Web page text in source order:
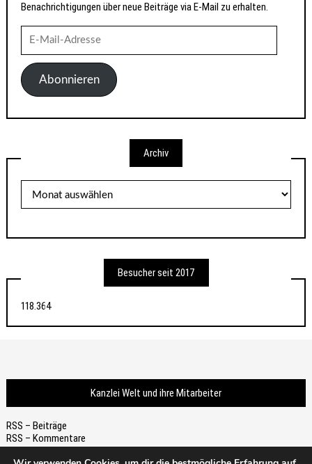
Benachrichtigungen über neue Beiträge via E-Mail zu erhalten.
Mail-
AdresseAbonnieren
Archiv
Besucher seit 2017
118.364
Kanzlei Welt und ihre Mitarbeiter
RSS – Beiträge
RSS – Kommentare